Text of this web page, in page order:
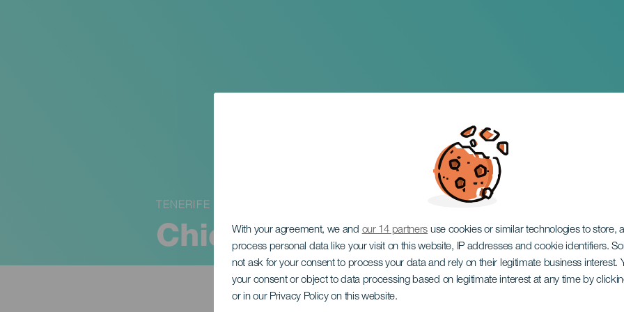
With your agreement, we and our 14 partners use cookies or similar technologies to store,
process personal data like your visit on this website, IP addresses and cookie identifiers.
not ask for your consent to process your data and rely on their legitimate business interest.
your consent or object to data processing based on legitimate interest at any time by
or in our Privacy Policy on this website.
Chico Pinheiro Trio en
TENERIFE